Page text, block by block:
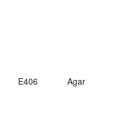
E406 Agar